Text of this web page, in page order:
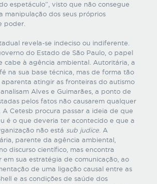
espetáculo”, visto que não consegue
manipulação dos seus próprios
poder.
revela-se indeciso ou indiferente.
do Estado de São Paulo, o papel
cabe à agência ambiental. Autoritária, a
na sua base técnica, mas de forma tão
atingir as fronteiras do autismo
Alves e Guimarães, a ponto de
pelos fatos não causarem qualquer
A Cetesb procura passar a ideia de que
é o que deveria ter acontecido e que a
não está sub judice . A
parente da agência ambiental,
discurso científico, mas encontra
em sua estratégia de comunicação, ao
de uma ligação causal entre as
e as condições de saúde dos